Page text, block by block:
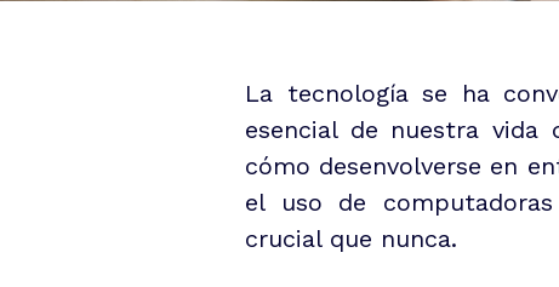
La tecnología se ha
esencial de nuestra vida
cómo desenvolverse en
el uso de
crucial que nunca.